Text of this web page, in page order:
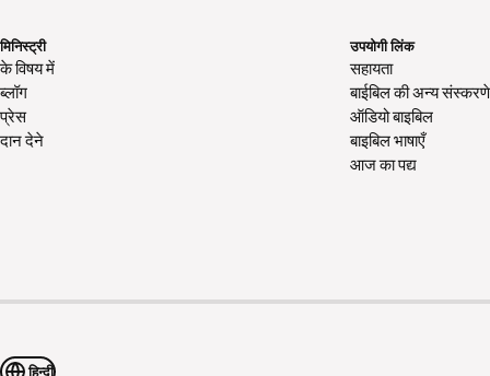
मिनिस्ट्री
के विषय में
ब्लॉग
प्रेस
दान देने
उपयोगी लिंक
सहायता
बाईबिल की अन्य संस्करणे
ऑडियो बाइबिल
बाइबिल भाषाएँ
आज का पद्य
हिन्दी